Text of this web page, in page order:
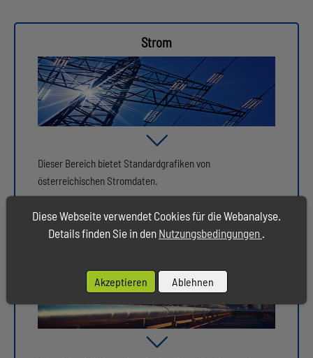
Strom
Dieser Bereich bietet Standardgrafiken von
österreichischen Stromdaten.
Gas
Diese Webseite verwendet Cookies für die Webanalyse.
Details finden Sie in den Nutzungsbedingungen .
Akzeptieren Ablehnen